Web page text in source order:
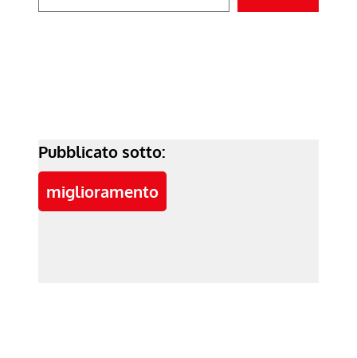
Pubblicato sotto:
miglioramento